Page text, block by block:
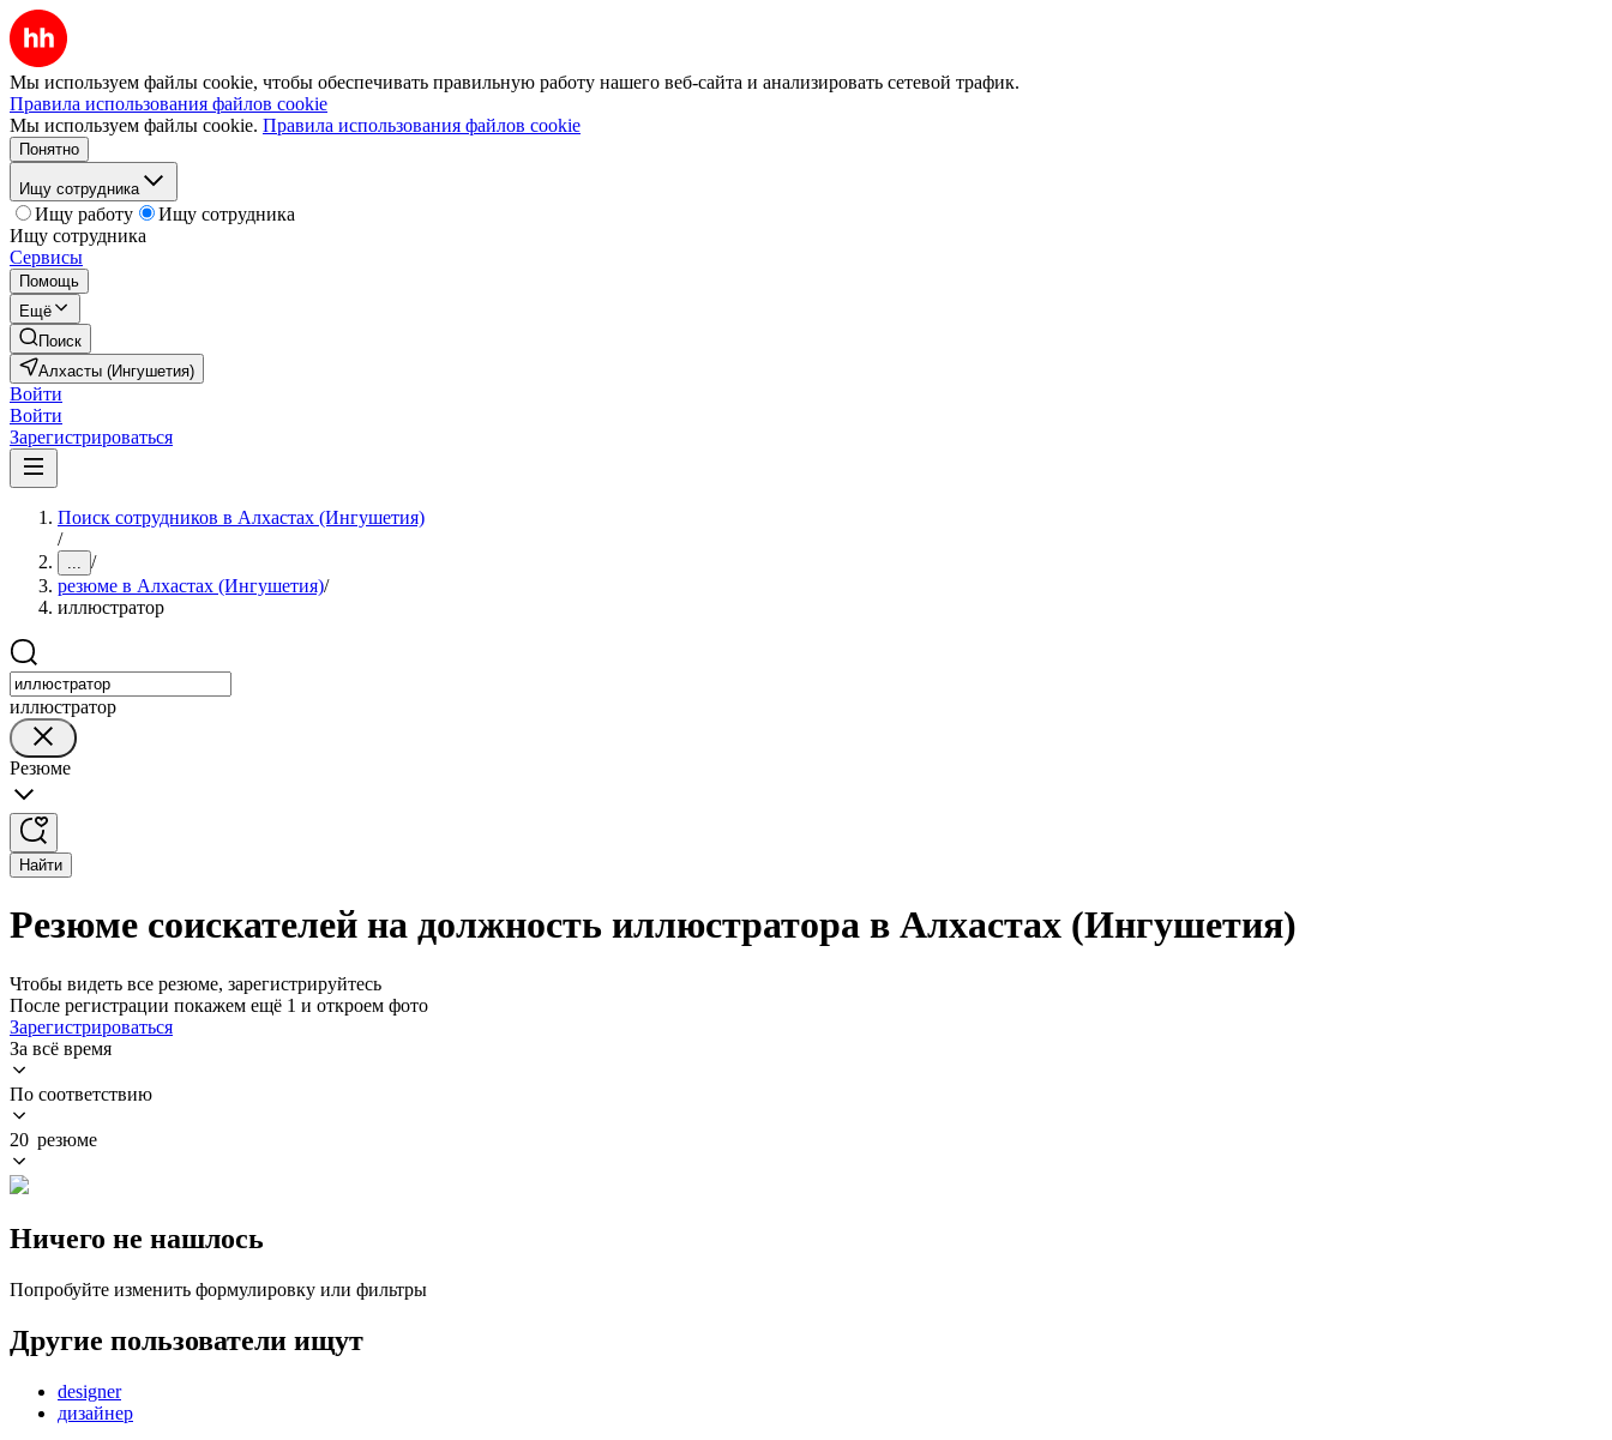
Мы используем файлы cookie, чтобы обеспечивать правильную работу нашего веб-сайта и анализировать сетевой трафик.
Правила использования файлов cookie
Мы используем файлы cookie. Правила использования файлов cookie
Понятно
Ищу сотрудника
Ищу работу
Ищу сотрудника
Ищу сотрудника
Сервисы
Помощь
Ещё
Поиск
Алхасты (Ингушетия)
Войти
Войти
Зарегистрироваться
Поиск сотрудников в Алхастах (Ингушетия)
/
... /
резюме в Алхастах (Ингушетия)/
иллюстратор
иллюстратор
Резюме
Найти
Резюме соискателей на должность иллюстратора в Алхастах (Ингушетия)
Чтобы видеть все резюме, зарегистрируйтесь
После регистрации покажем ещё 1 и откроем фото
Зарегистрироваться
За всё время
По соответствию
20 резюме
Ничего не нашлось
Попробуйте изменить формулировку или фильтры
Другие пользователи ищут
designer
дизайнер